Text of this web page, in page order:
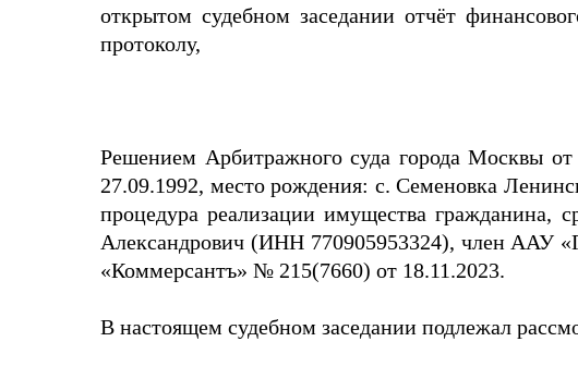
открытом судебном заседании отчёт
протоколу,
Решением Арбитражного суда города Москвы
27.09.1992, место рождения: с. Семеновка
процедура реализации имущества
Александрович (ИНН 770905953324), член ААУ
«Коммерсантъ» № 215(7660) от 18.11.2023.
В настоящем судебном заседании подлежал